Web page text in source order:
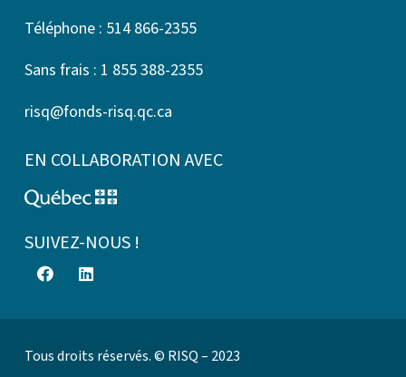
Téléphone : 514 866-2355
Sans frais : 1 855 388-2355
risq@fonds-risq.qc.ca
EN COLLABORATION AVEC
SUIVEZ-NOUS !
Tous droits réservés. © RISQ – 2023